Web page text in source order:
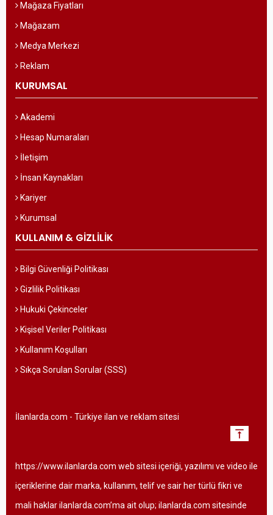
Mağaza Fiyatları
Mağazam
Medya Merkezi
Reklam
KURUMSAL
Akademi
Hesap Numaraları
İletişim
İnsan Kaynakları
Kariyer
Kurumsal
KULLANIM & GİZLİLİK
Bilgi Güvenliği Politikası
Gizlilik Politikası
Hukuki Çekinceler
Kişisel Veriler Politikası
Kullanım Koşulları
Sıkça Sorulan Sorular (SSS)
İlanlarda.com - Türkiye ilan ve reklam sitesi
vertical_align_top
https://www.ilanlarda.com web sitesi içeriği, yazılımı ve video ile
içeriklerine dair marka, kullanım, telif ve sair her türlü fikri ve
mali haklar ilanlarda.com’ma ait olup; ilanlarda.com sitesinde